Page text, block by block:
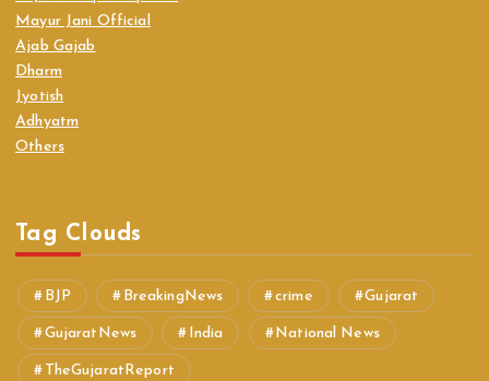
Mayur Jani Official
Ajab Gajab
Dharm
Jyotish
Adhyatm
Others
Tag Clouds
BJP BreakingNews crime Gujarat
GujaratNews India National News
TheGujaratReport